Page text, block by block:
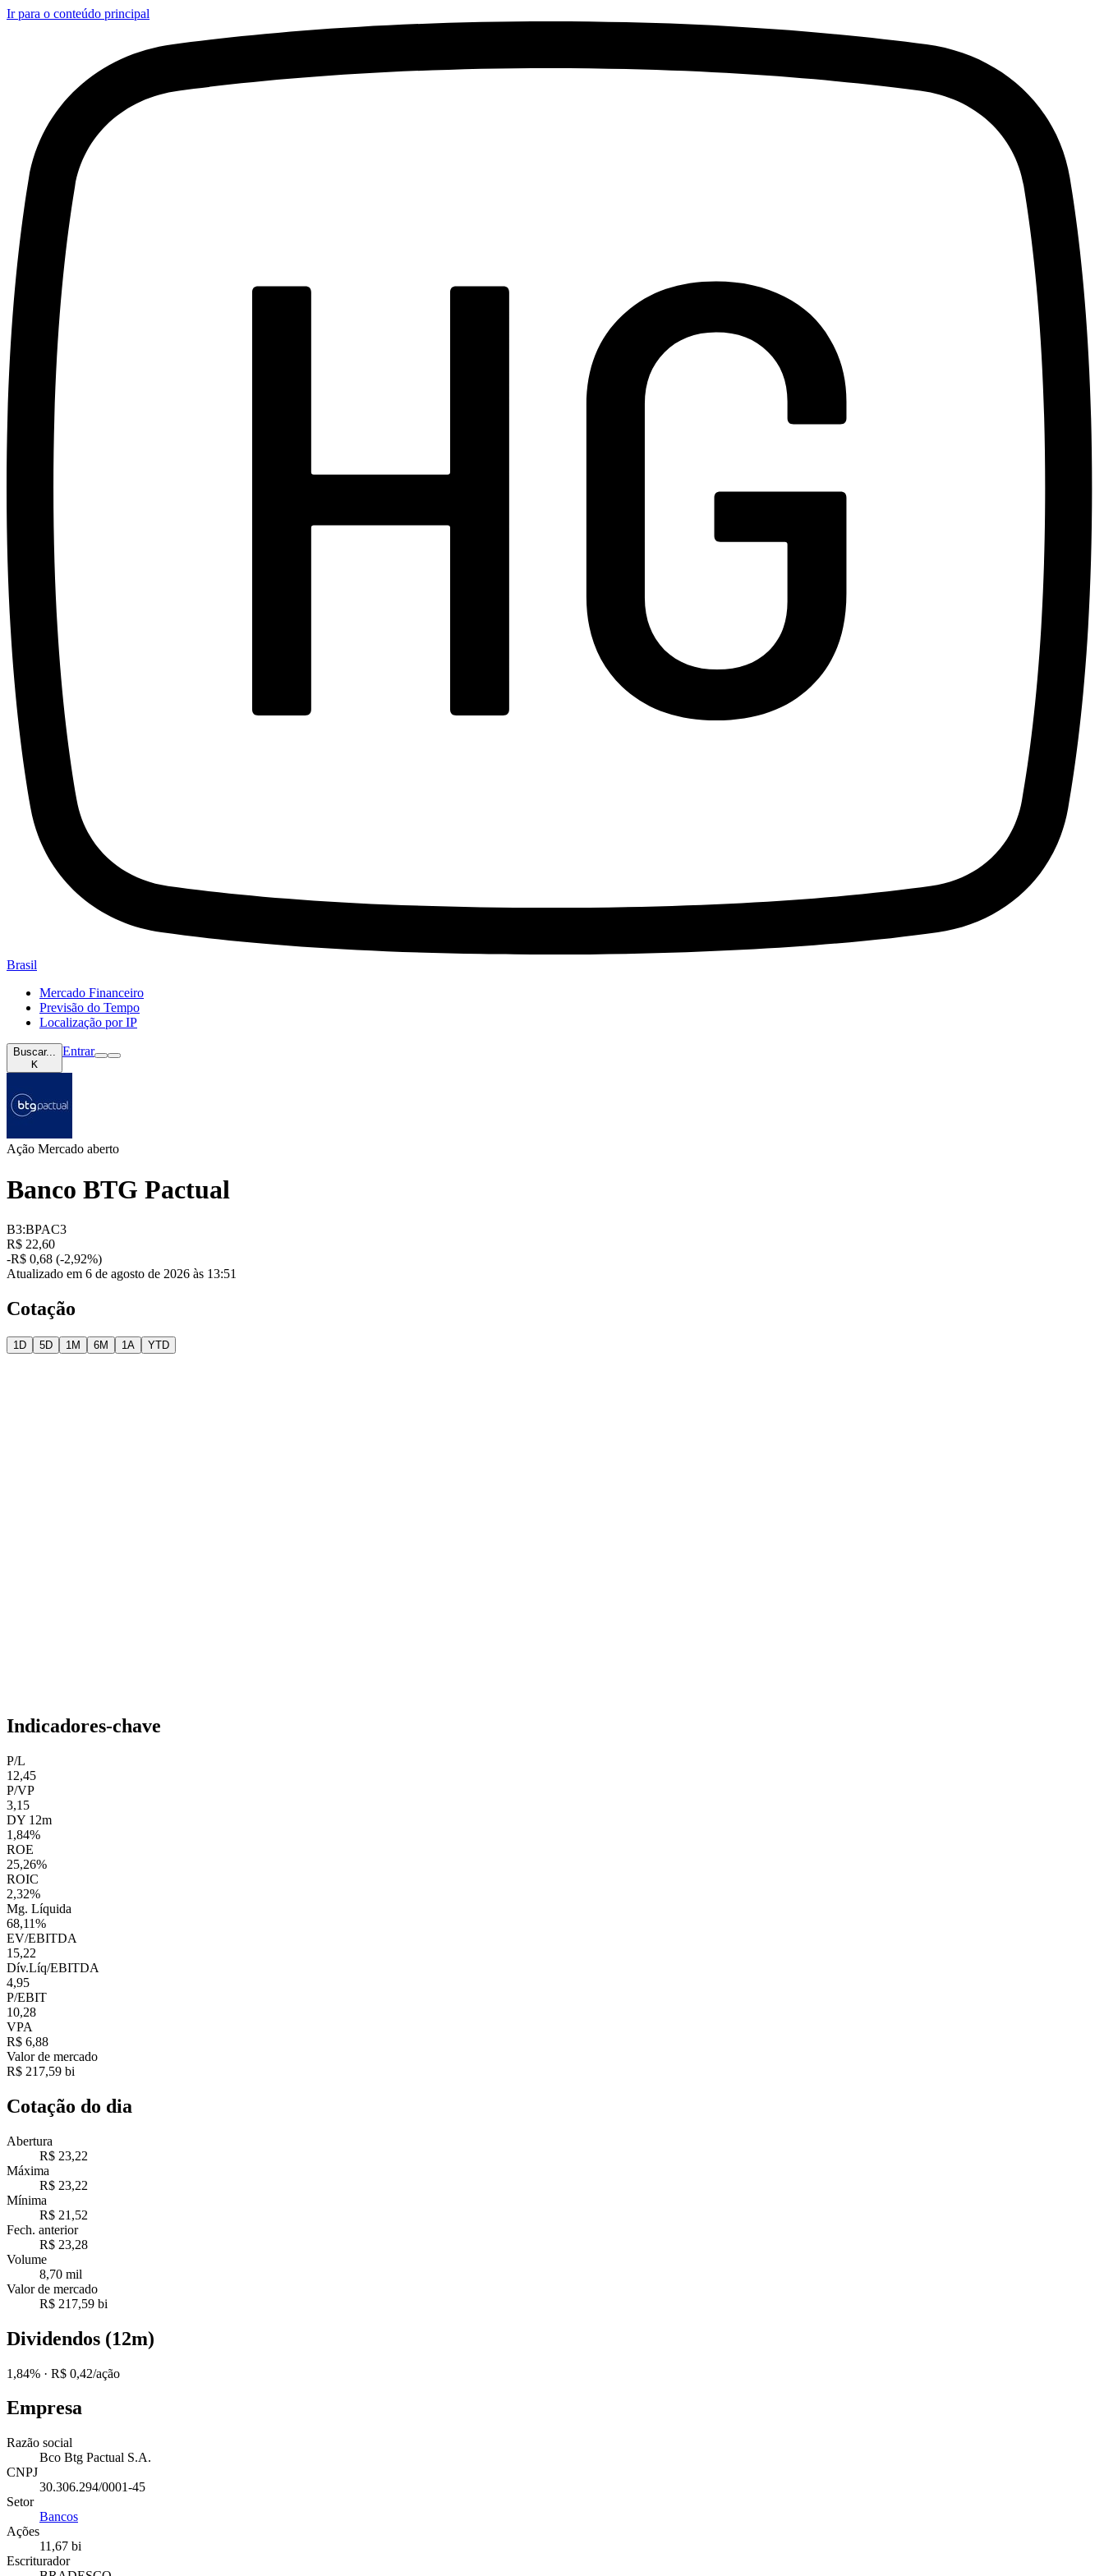
Ir para o conteúdo principal
Brasil
Mercado Financeiro
Previsão do Tempo
Localização por IP
Buscar...
K
Entrar
Ação Mercado aberto
Banco BTG Pactual
B3:BPAC3
R$ 22,60
-R$ 0,68 (-2,92%)
Atualizado em 6 de agosto de 2026 às 13:51
Cotação
1D 5D 1M 6M 1A YTD
Indicadores-chave
P/L
12,45
P/VP
3,15
DY 12m
1,84%
ROE
25,26%
ROIC
2,32%
Mg. Líquida
68,11%
EV/EBITDA
15,22
Dív.Líq/EBITDA
4,95
P/EBIT
10,28
VPA
R$ 6,88
Valor de mercado
R$ 217,59 bi
Cotação do dia
Abertura
R$ 23,22
Máxima
R$ 23,22
Mínima
R$ 21,52
Fech. anterior
R$ 23,28
Volume
8,70 mil
Valor de mercado
R$ 217,59 bi
Dividendos (12m)
1,84% · R$ 0,42/ação
Empresa
Razão social
Bco Btg Pactual S.A.
CNPJ
30.306.294/0001-45
Setor
Bancos
Ações
11,67 bi
Escriturador